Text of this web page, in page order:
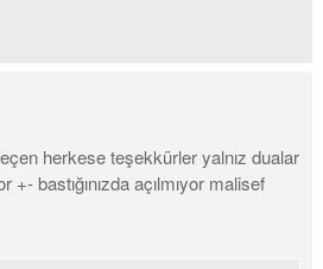
herkese teşekkürler yalnız dualar
bastığınızda açılmıyor malisef